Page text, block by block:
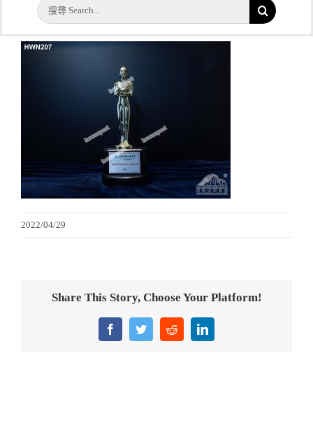
首頁
實用系列
水晶獎座
旗座/旗桿
搜
索
結
2022/04/29
Share This Story, Choose Your Platform!
FacebookTwitterRedditLinkedIn